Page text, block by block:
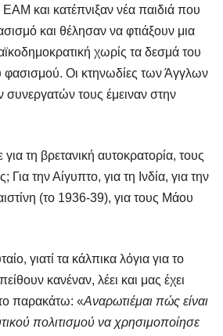
και κατέπνιξαν νέα παιδιά που
και θέλησαν να φτιάξουν μια
χωρίς τα δεσμά του
φασισμού. Οι κτηνωδίες των Άγγλων
συνεργατών τους έμειναν στην
τη βρετανική αυτοκρατορία, τους
Για την Αίγυπτο, για τη Ινδία, για την
(το 1936-39), για τους Μάου
γιατί τα κάλπικα λόγια για το
κανέναν, λέει και μας έχει
παρακάτω: «Αναρωτιέμαι πώς είναι
πολιτισμού να χρησιμοποίησε